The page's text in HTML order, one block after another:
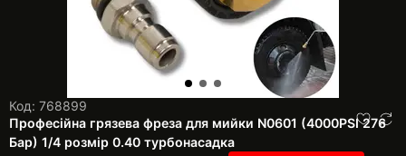
Код: 768899
Професійна грязева фреза для мийки N0601 (4000PSI 276
Бар) 1/4 розмір 0.40 турбонасадка